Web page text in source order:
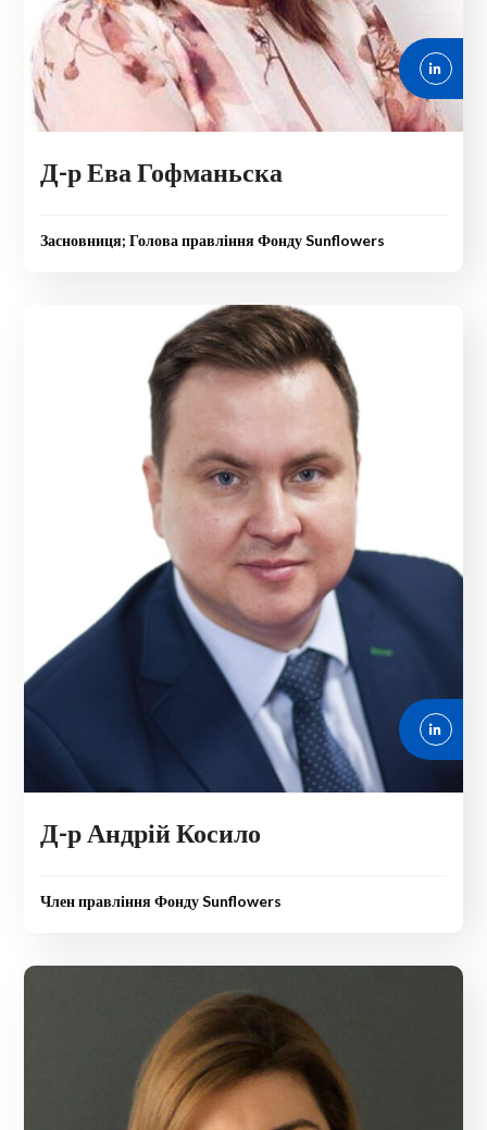
Д-р Ева Гофманьска
Засновниця; Голова правління Фонду Sunflowers
Д-р Андрій Косило
Член правління Фонду Sunflowers